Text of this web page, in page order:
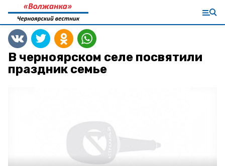
В черноярском селе посвятили
праздник семье